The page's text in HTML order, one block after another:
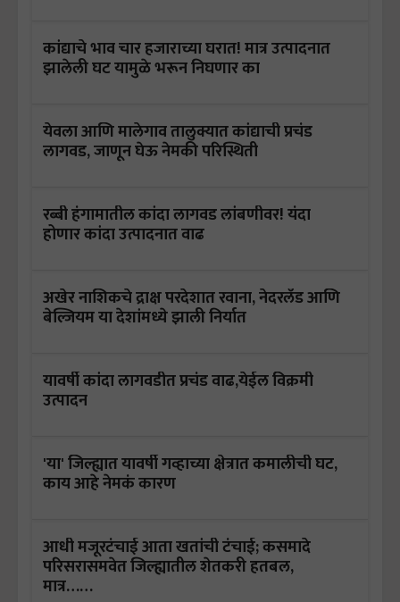
कांद्याचे भाव चार हजाराच्या घरात! मात्र उत्पादनात
झालेली घट यामुळे भरून निघणार का
येवला आणि मालेगाव तालुक्यात कांद्याची प्रचंड
लागवड, जाणून घेऊ नेमकी परिस्थिती
रब्बी हंगामातील कांदा लागवड लांबणीवर! यंदा
होणार कांदा उत्पादनात वाढ
अखेर नाशिकचे द्राक्ष परदेशात रवाना, नेदरलँड आणि
बेल्जियम या देशांमध्ये झाली निर्यात
यावर्षी कांदा लागवडीत प्रचंड वाढ,येईल विक्रमी
उत्पादन
'या' जिल्ह्यात यावर्षी गव्हाच्या क्षेत्रात कमालीची घट,
काय आहे नेमकं कारण
आधी मजूरटंचाई आता खतांची टंचाई; कसमादे
परिसरासमवेत जिल्ह्यातील शेतकरी हतबल,
मात्र……